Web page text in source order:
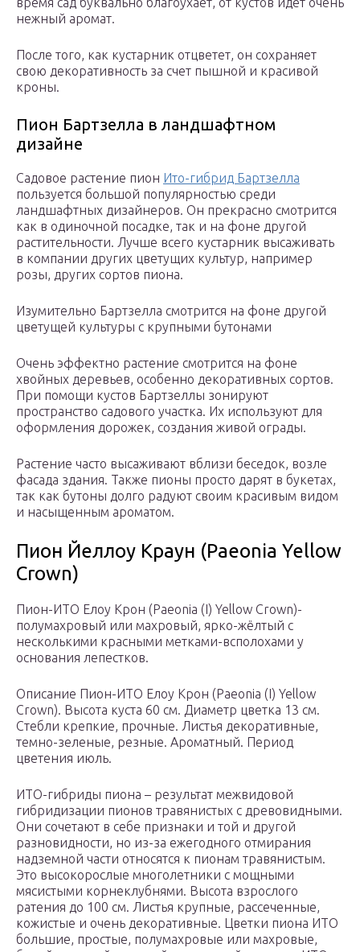
нежный аромат.
После того, как кустарник отцветет, он сохраняет
свою декоративность за счет пышной и красивой
кроны.
Пион Бартзелла в ландшафтном
дизайне
Садовое растение пион Ито-гибрид Бартзелла
пользуется большой популярностью среди
ландшафтных дизайнеров. Он прекрасно смотрится
как в одиночной посадке, так и на фоне другой
растительности. Лучше всего кустарник высаживать
в компании других цветущих культур, например
розы, других сортов пиона.
Изумительно Бартзелла смотрится на фоне другой
цветущей культуры с крупными бутонами
Очень эффектно растение смотрится на фоне
хвойных деревьев, особенно декоративных сортов.
При помощи кустов Бартзеллы зонируют
пространство садового участка. Их используют для
оформления дорожек, создания живой ограды.
Растение часто высаживают вблизи беседок, возле
фасада здания. Также пионы просто дарят в букетах,
так как бутоны долго радуют своим красивым видом
и насыщенным ароматом.
Пион Йеллоу Краун (Paeonia Yellow
Crown)
Пион-ИТО Елоу Крон (Paeonia (I) Yellow Crown)-
полумахровый или махровый, ярко-жёлтый с
несколькими красными метками-всполохами у
основания лепестков.
Описание Пион-ИТО Елоу Крон (Paeonia (I) Yellow
Crown). Высота куста 60 см. Диаметр цветка 13 см.
Стебли крепкие, прочные. Листья декоративные,
темно-зеленые, резные. Ароматный. Период
цветения июль.
ИТО-гибриды пиона – результат межвидовой
гибридизации пионов травянистых с древовидными.
Они сочетают в себе признаки и той и другой
разновидности, но из-за ежегодного отмирания
надземной части относятся к пионам травянистым.
Это высокорослые многолетники с мощными
мясистыми корнеклубнями. Высота взрослого
ратения до 100 см. Листья крупные, рассеченные,
кожистые и очень декоративные. Цветки пиона ИТО
большие, простые, полумахровые или махровые,